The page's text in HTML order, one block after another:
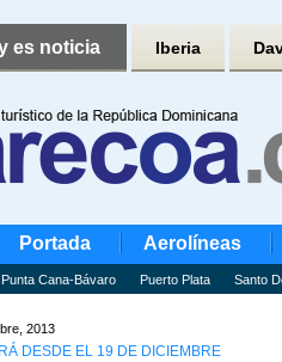
es noticia Iberia
Portada Aerolíneas
Punta Cana-Bávaro Puerto Plata Santo
2013
DESDE EL 19 DE DICIEMBRE